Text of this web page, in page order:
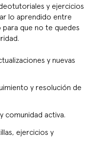
y ejercicios
lo aprendido entre
para que no te quedes
y nuevas
y resolución de
comunidad activa.
ejercicios y